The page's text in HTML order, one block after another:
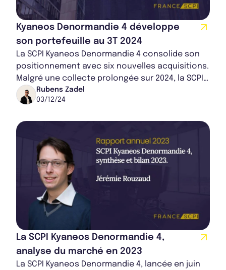
Kyaneos Denormandie 4 développe
son portefeuille au 3T 2024
La SCPI Kyaneos Denormandie 4 consolide son
positionnement avec six nouvelles acquisitions.
Malgré une collecte prolongée sur 2024, la SCPI
maintient une gestion prudente sans ende...
Rubens Zadel
03/12/24
La SCPI Kyaneos Denormandie 4,
analyse du marché en 2023
La SCPI Kyaneos Denormandie 4, lancée en juin